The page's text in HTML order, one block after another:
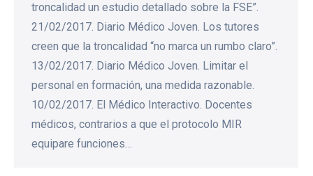
troncalidad un estudio detallado sobre la FSE”.
21/02/2017. Diario Médico Joven. Los tutores
creen que la troncalidad “no marca un rumbo claro”.
13/02/2017. Diario Médico Joven. Limitar el
personal en formación, una medida razonable.
10/02/2017. El Médico Interactivo. Docentes
médicos, contrarios a que el protocolo MIR
equipare funciones…